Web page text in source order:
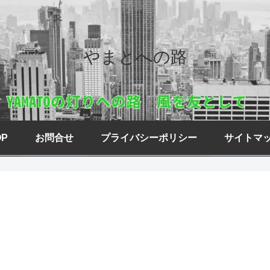
やまとへの路
お問合せ プライバシーポリシー サイトマ